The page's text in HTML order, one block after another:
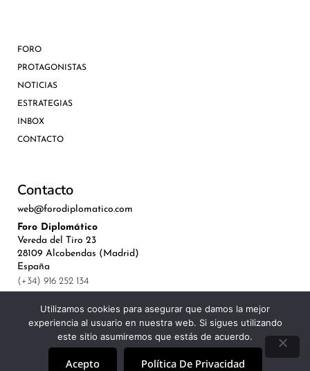
FORO
PROTAGONISTAS
NOTICIAS
ESTRATEGIAS
INBOX
CONTACTO
Contacto
web@forodiplomatico.com
Foro Diplomático
Vereda del Tiro 23
28109 Alcobendas (Madrid)
España
(+34) 916 252 134
Utilizamos cookies para asegurar que damos la mejor
experiencia al usuario en nuestra web. Si sigues utilizando
este sitio asumiremos que estás de acuerdo.
Acepto Política De Privacidad